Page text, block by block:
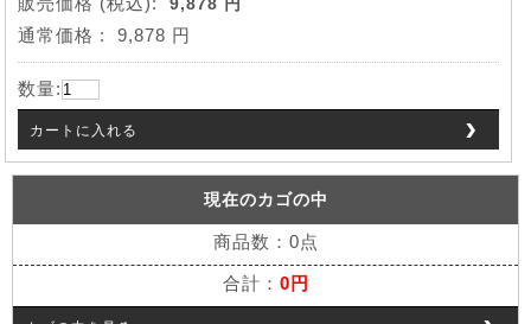
通常価格 : 9,878 円
数量:
カートに入れる
現在のカゴの中
商品数：0点
合計： 0円